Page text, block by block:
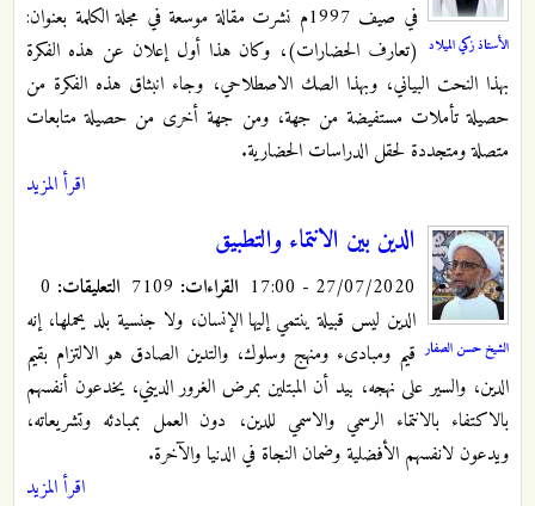
الأستاذ زكي الميلاد
في صيف 1997م نشرت مقالة موسعة في مجلة الكلمة بعنوان:
(تعارف الحضارات)، وكان هذا أول إعلان عن هذه الفكرة
بهذا النحت البياني، وبهذا الصك الاصطلاحي، وجاء انبثاق هذه الفكرة من
حصيلة تأملات مستفيضة من جهة، ومن جهة أخرى من حصيلة متابعات
متصلة ومتجددة لحقل الدراسات الحضارية.
اقرأ المزيد
الشيخ حسن الصفار
الدين بين الانتماء والتطبيق
27/07/2020 - 17:00 القراءات: التعليقات:
الدين ليس قبيلة ينتمي إليها الإنسان، ولا جنسية بلد يحملها، إنه
قيم ومبادىء ومنهج وسلوك، والتدين الصادق هو الالتزام بقيم
الدين، والسير على نهجه، بيد أن المبتلين بمرض الغرور الديني، يخدعون أنفسهم
بالاكتفاء بالانتماء الرسمي والاسمي للدين، دون العمل بمبادئه وتشريعاته،
ويدعون لانفسهم الأفضلية وضمان النجاة في الدنيا والآخرة.
اقرأ المزيد